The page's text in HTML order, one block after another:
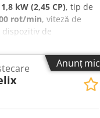
1,8 kW (2,45 CP), tip de
rot/min, viteză de
dispozitiv de
Mașina are un
la 50%. Tip mașină:
Tensiune nominală:
Grad de protecție: IP
sau informații
Anunț mic